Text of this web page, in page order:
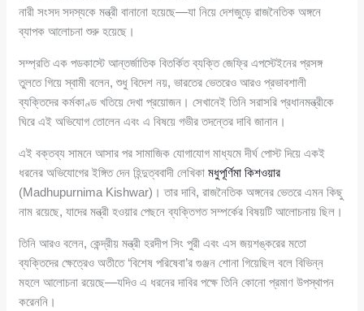
নারী সংসদ সদস্যকে মন্ত্রী বানানো হয়েছে—যা নিয়ে দেশজুড়ে রাজনৈতিক অঙ্গনে
ব্যাপক আলোচনা শুরু হয়েছে।
সম্প্রতি এক পডকাস্টে আন্তর্জাতিক বিতর্কিত ব্যক্তি জেফ্রি এপস্টেইনের প্রসঙ্গ
তুলতে গিয়ে স্বামী বলেন, শুধু বিদেশ নয়, ভারতের ভেতরেও আরও প্রভাবশালী
ব্যক্তিদের কর্মকাণ্ড খতিয়ে দেখা প্রয়োজন। সেখানেই তিনি সরাসরি প্রধানমন্ত্রীকে
ঘিরে এই অভিযোগ তোলেন এবং এ বিষয়ে গভীর তদন্তের দাবি জানান।
এই বক্তব্য সামনে আসার পর সামাজিক যোগাযোগ মাধ্যমে দীর্ঘ পোস্ট দিয়ে একই
ধরনের অভিযোগের ইঙ্গিত দেন হিন্দুত্ববাদী লেখিকামধুপূর্ণিমা কিশওয়ার
(Madhupurnima Kishwar)। তার দাবি, রাজনৈতিক অঙ্গনের ভেতরে এমন কিছু
নাম রয়েছে, যাদের মন্ত্রী হওয়ার পেছনে ব্যক্তিগত সম্পর্কের বিষয়টি আলোচনায় ছিল।
তিনি আরও বলেন, কেন্দ্রীয় মন্ত্রী হরদীপ সিং পুরী এবং এস জয়শঙ্করের মতো
ব্যক্তিদের ক্ষেত্রেও অতীতে ‘বিশেষ পরিষেবা’র গুঞ্জন শোনা গিয়েছিল বলে বিভিন্ন
মহলে আলোচনা রয়েছে—যদিও এ ধরনের দাবির পক্ষে তিনি কোনো প্রমাণ উপস্থাপন
করেননি।